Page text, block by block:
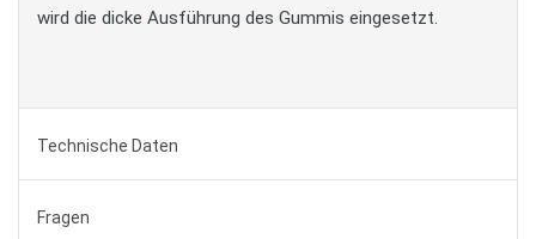
wird die dicke Ausführung des Gummis eingesetzt.
Technische Daten
Fragen